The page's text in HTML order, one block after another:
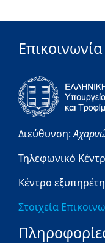
Επικοινωνία
Διεύθυνση:
Τηλεφωνικό
Κέντρο
Στοιχεία